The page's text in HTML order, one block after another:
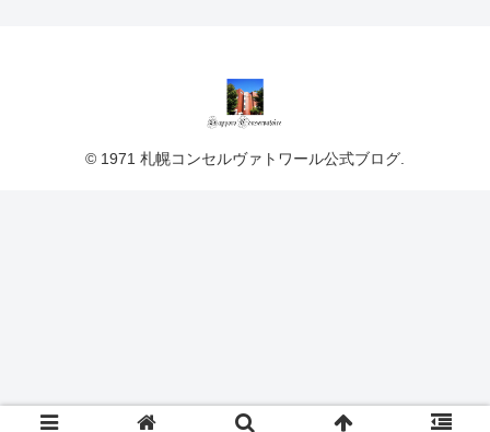
© 1971 札幌コンセルヴァトワール公式ブログ.